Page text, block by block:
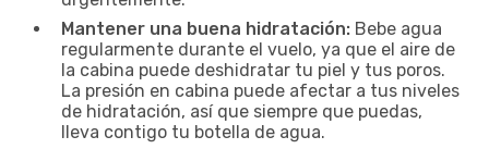
Mantener una buena hidratación: Bebe agua
regularmente durante el vuelo, ya que el aire de
la cabina puede deshidratar tu piel y tus poros.
La presión en cabina puede afectar a tus niveles
de hidratación, así que siempre que puedas,
lleva contigo tu botella de agua.